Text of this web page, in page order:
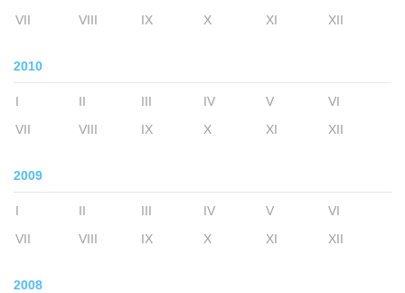
VII
VIII IX X XI XII
2010
I II III IV V
VI
VII
VIII IX X XI XII
2009
I II III IV V
VI
VII
VIII IX X XI XII
2008